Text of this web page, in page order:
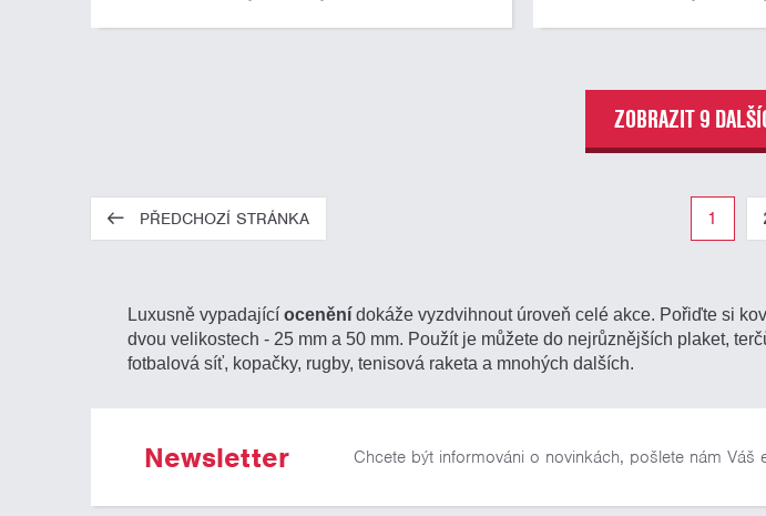
ZOBRAZIT 9
PŘEDCHOZÍ STRÁNKA 1
Luxusně vypadajícíoceněnídokáže vyzdvihnout úroveň celé akce. Pořiďte si
dvou velikostech - 25 mm a 50 mm. Použít je můžete do nejrůznějších plaket,
fotbalová síť, kopačky, rugby, tenisová raketa a mnohých dalších.
Newsletter Chcete být informováni o novinkách, pošlete nám Váš